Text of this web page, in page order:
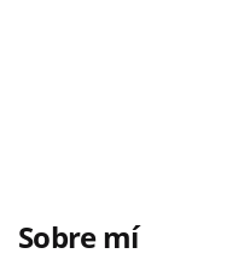
Sobre mí